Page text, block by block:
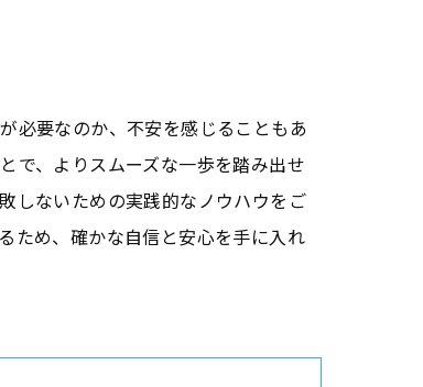
必要なのか、不安を感じることもあ
で、よりスムーズな一歩を踏み出せ
しないための実践的なノウハウをご
ため、確かな自信と安心を手に入れ